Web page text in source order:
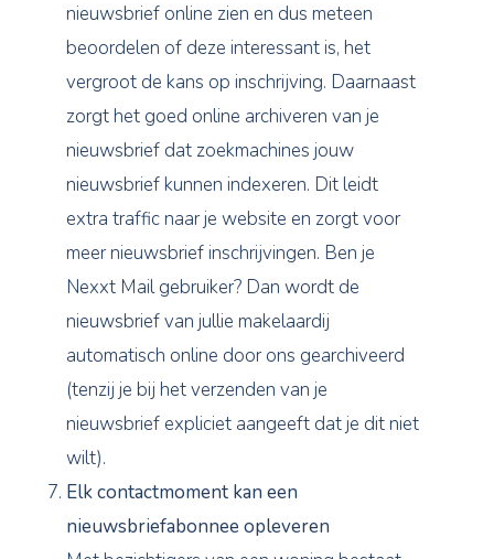
nieuwsbrief online zien en dus meteen
beoordelen of deze interessant is, het
vergroot de kans op inschrijving. Daarnaast
zorgt het goed online archiveren van je
nieuwsbrief dat zoekmachines jouw
nieuwsbrief kunnen indexeren. Dit leidt
extra traffic naar je website en zorgt voor
meer nieuwsbrief inschrijvingen. Ben je
Nexxt Mail gebruiker? Dan wordt de
nieuwsbrief van jullie makelaardij
automatisch online door ons gearchiveerd
(tenzij je bij het verzenden van je
nieuwsbrief expliciet aangeeft dat je dit niet
wilt).
Elk contactmoment kan een
nieuwsbriefabonnee opleveren